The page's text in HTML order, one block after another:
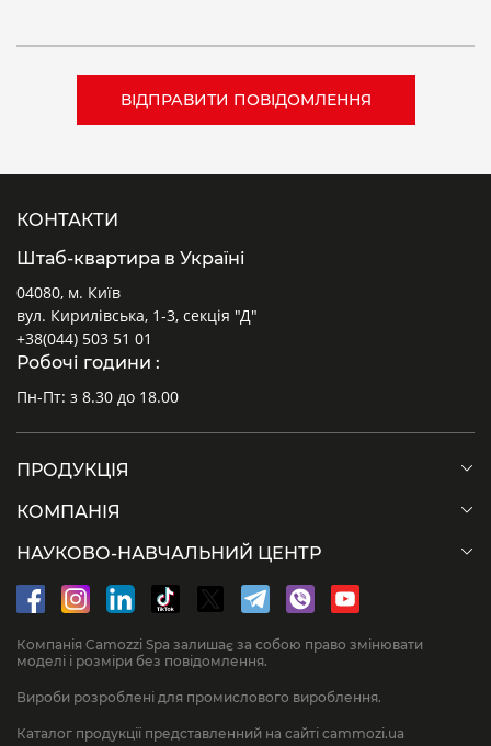
КОНТАКТИ
Штаб-квартира в Україні
04080, м. Київ
вул. Кирилівська, 1-3, секція "Д"
+38(044) 503 51 01
Робочі години :
Пн-Пт: з 8.30 до 18.00
ПРОДУКЦІЯ
КОМПАНІЯ
НАУКОВО-НАВЧАЛЬНИЙ ЦЕНТР
Компанія Camozzi Spa залишає за собою право змінювати
моделі і розміри без повідомлення.
Вироби розроблені для промислового вироблення.
Каталог продукції представленний на сайті cammozi.ua